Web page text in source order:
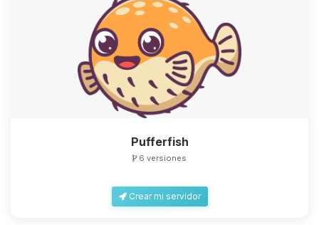
Pufferfish
6 versiones
Crear mi servidor
pequenos circuitos para ayudarte.
09/08/2026 03:15